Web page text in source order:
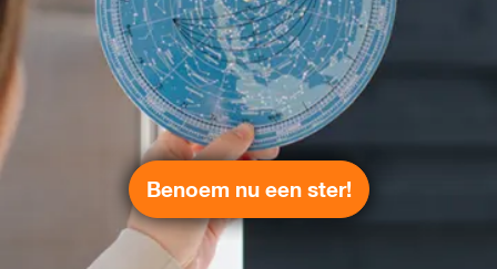
Benoem nu een ster!